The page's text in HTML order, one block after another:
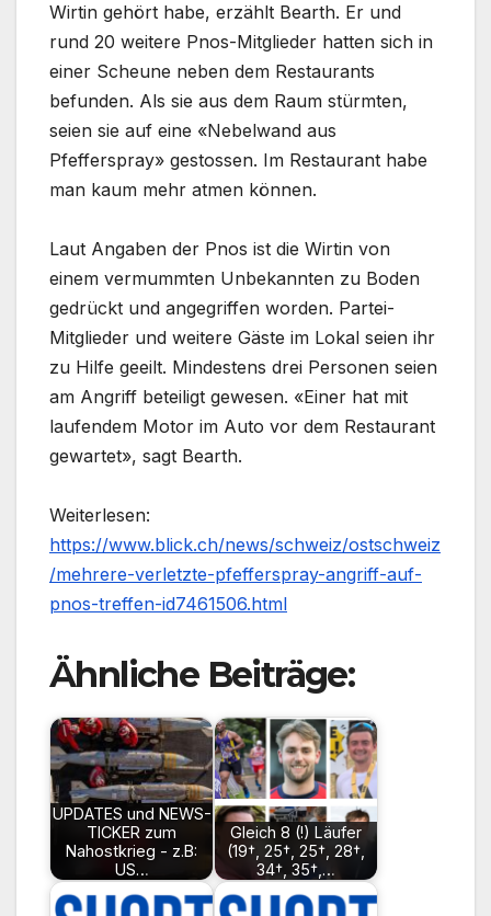
Wirtin gehört habe, erzählt Bearth. Er und
rund 20 weitere Pnos-Mitglieder hatten sich in
einer Scheune neben dem Restaurants
befunden. Als sie aus dem Raum stürmten,
seien sie auf eine «Nebelwand aus
Pfefferspray» gestossen. Im Restaurant habe
man kaum mehr atmen können.
Laut Angaben der Pnos ist die Wirtin von
einem vermummten Unbekannten zu Boden
gedrückt und angegriffen worden. Partei-
Mitglieder und weitere Gäste im Lokal seien ihr
zu Hilfe geeilt. Mindestens drei Personen seien
am Angriff beteiligt gewesen. «Einer hat mit
laufendem Motor im Auto vor dem Restaurant
gewartet», sagt Bearth.
Weiterlesen:
https://www.blick.ch/news/schweiz/ostschweiz
/mehrere-verletzte-pfefferspray-angriff-auf-
pnos-treffen-id7461506.html
Ähnliche Beiträge:
UPDATES und NEWS-
TICKER zum
Nahostkrieg - z.B:
US…
Gleich 8 (!) Läufer
(19†, 25†, 25†, 28†,
34†, 35†,…